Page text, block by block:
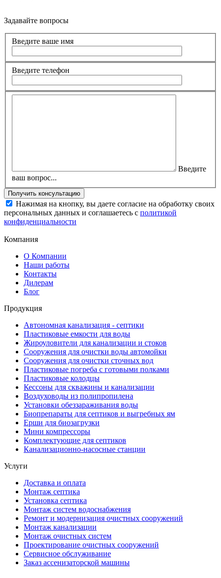
Задавайте вопросы
Введите ваше имя
Введите телефон
Введите
ваш вопрос...
Нажимая на кнопку, вы даете согласие на обработку своих
персональных данных и соглашаетесь с политикой
конфиденциальности
Компания
О Компании
Наши работы
Контакты
Дилерам
Блог
Продукция
Автономная канализация - септики
Пластиковые емкости для воды
Жироуловители для канализации и стоков
Сооружения для очистки воды автомойки
Сооружения для очистки сточных вод
Пластиковые погреба с готовыми полками
Пластиковые колодцы
Кессоны для скважины и канализации
Воздуховоды из полипропилена
Установки обеззараживания воды
Биопрепараты для септиков и выгребных ям
Ерши для биозагрузки
Мини компрессоры
Комплектующие для септиков
Канализационно-насосные станции
Услуги
Доставка и оплата
Монтаж септика
Установка септика
Монтаж систем водоснабжения
Ремонт и модернизация очистных сооружений
Монтаж канализации
Монтаж очистных систем
Проектирование очистных сооружений
Сервисное обслуживание
Заказ ассенизаторской машины